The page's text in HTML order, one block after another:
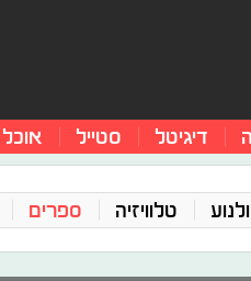
דיגיטל סטייל אוכל
טלוויזיה ספרים